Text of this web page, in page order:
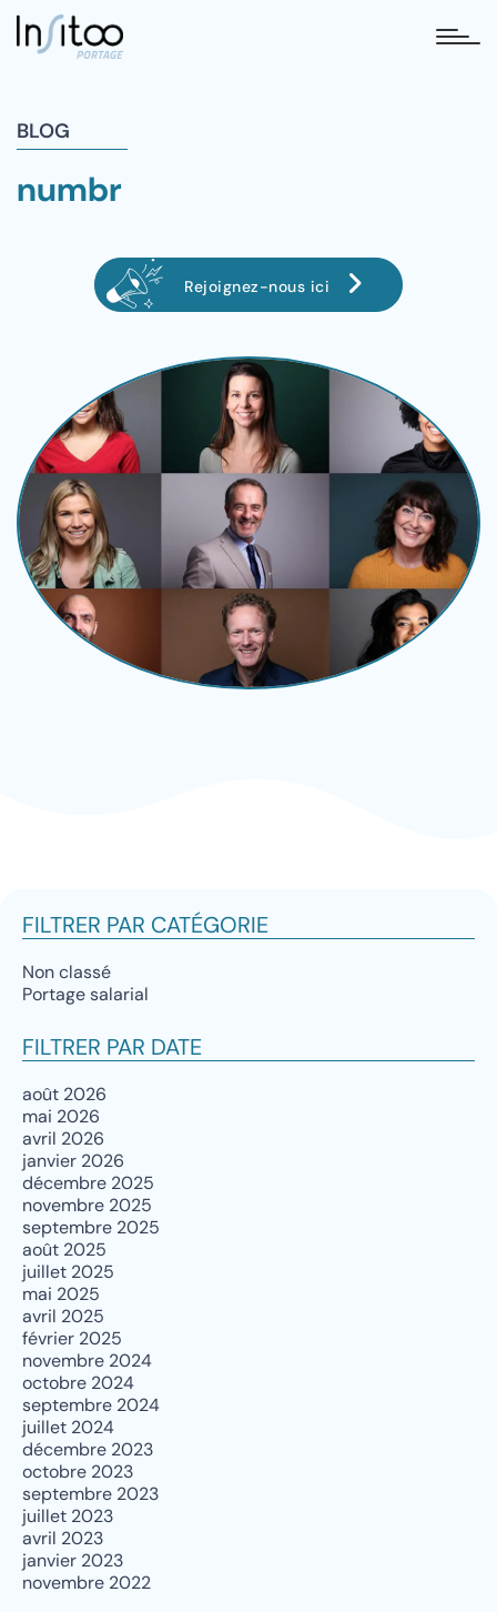
BLOG
numbr
Rejoignez-nous ici
FILTRER PAR CATÉGORIE
Non classé
Portage salarial
FILTRER PAR DATE
août 2026
mai 2026
avril 2026
janvier 2026
décembre 2025
novembre 2025
septembre 2025
août 2025
juillet 2025
mai 2025
avril 2025
février 2025
novembre 2024
octobre 2024
septembre 2024
juillet 2024
décembre 2023
octobre 2023
septembre 2023
juillet 2023
avril 2023
janvier 2023
novembre 2022